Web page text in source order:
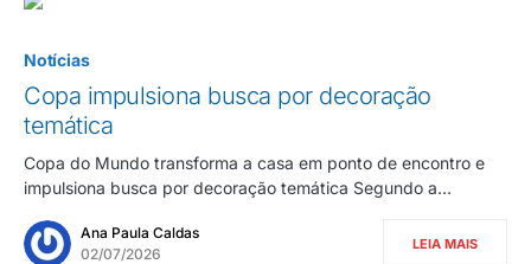
Notícias
Copa impulsiona busca por decoração
temática
Copa do Mundo transforma a casa em ponto de encontro e
impulsiona busca por decoração temática Segundo a…
Ana Paula Caldas
02/07/2026
LEIA MAIS